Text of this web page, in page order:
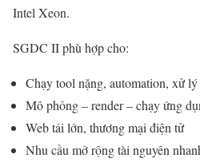
Intel Xeon.
SGDC II phù hợp cho:
Chạy tool nặng, automation, xử
Mô phỏng – render – chạy ứng
Web tải lớn, thương mại điện tử
Nhu cầu mở rộng tài nguyên